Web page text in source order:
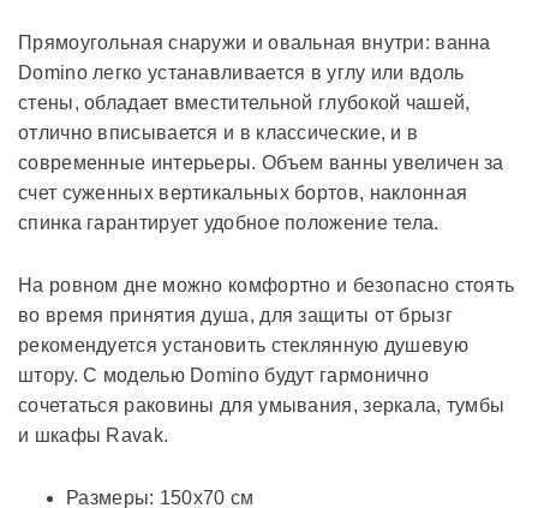
Прямоугольная снаружи и овальная внутри: ванна
Domino легко устанавливается в углу или вдоль
стены, обладает вместительной глубокой чашей,
отлично вписывается и в классические, и в
современные интерьеры. Объем ванны увеличен за
счет суженных вертикальных бортов, наклонная
спинка гарантирует удобное положение тела.
На ровном дне можно комфортно и безопасно стоять
во время принятия душа, для защиты от брызг
рекомендуется установить стеклянную душевую
штору. С моделью Domino будут гармонично
сочетаться раковины для умывания, зеркала, тумбы
и шкафы Ravak.
Размеры: 150х70 см